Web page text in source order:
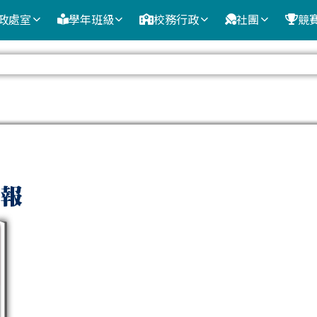
處室 學年班級 校務行政 社團 競
學年度新進教師研習